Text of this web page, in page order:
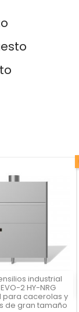
industrial
EVO-2 HY-NRG
para cacerolas y
de gran tamaño

rápida